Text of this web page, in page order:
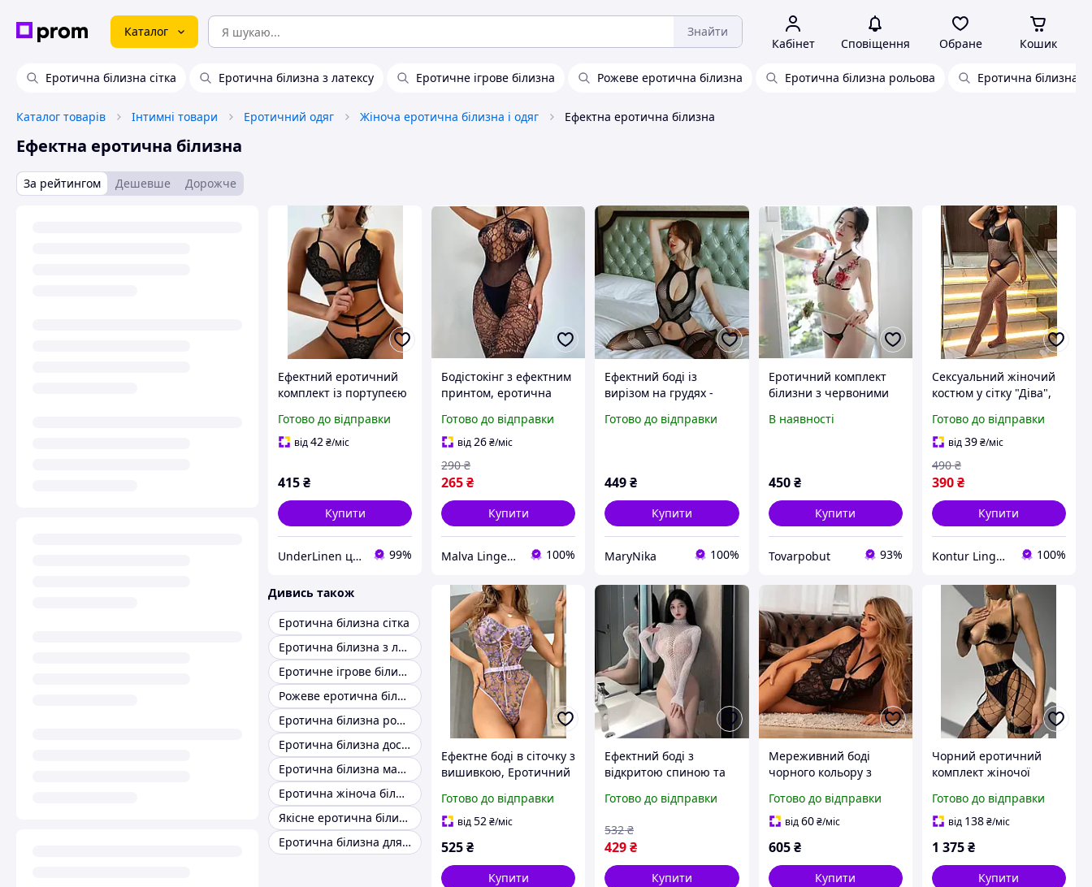
Каталог Знайти
Кабінет Сповіщення Обране Кошик
Еротична білизна сітка Еротична білизна з латексу Еротичне ігрове білизна Рожеве еротична білизна Еротична білизна рольова Еротична білизна
Каталог товарів Інтимні товари Еротичний одяг Жіноча еротична білизна і одяг Ефектна еротична білизна
Ефектна еротична білизна
За рейтингом Дешевше Дорожче
Ефектний еротичний
комплект із портупеєю
Готово до відправки
від42₴/міс
415₴
Купити
UnderLinen це оптово-роздрібний інтернет-магазин еротичної білизни. 99%
Бодістокінг з ефектним
принтом, еротична
Готово до відправки
від26₴/міс
265₴
290 ₴
Купити
Malva Lingerie - інтернет-магазин жіночої білизни 100%
Ефектний боді із
вирізом на грудях -
Еротична білизна
Готово до відправки
449₴
Купити
MaryNika 100%
Еротичний комплект
білизни з червоними
Ефектне мереживо. З
В наявності
450 ₴
Купити
Tovarpobut 93%
Сексуальний жіночий
костюм у сітку "Діва",
білизна у сітку з
панчохами, Ефектний
жіночий боді
комбінезон
Готово до відправки
від39₴/міс
390₴
490 ₴
Купити
Kontur Lingerie 100%
Дивись також
Еротична білизна сітка
Еротична білизна з латексу
Еротичне ігрове білизна
Рожеве еротична білизна
Еротична білизна рольова
Еротична білизна доставка
Еротична білизна маленького розміру
Еротична жіноча білизна xs s
Якісне еротична білизна
Еротична білизна для особливих випадків
Ефектне боді в сіточку з
вишивкою, Еротичний
Сексуальна нижня
білизна, Сексуальний
Готово до відправки
від52₴/міс
525₴
Купити
Ефектний боді з
відкритою спиною та
Білий SML Еротична
Готово до відправки
429₴
532 ₴
Купити
Мереживний боді
чорного кольору з
Спідня білизна боді
еротичний чорного
Готово до відправки
від60 ₴/міс
605 ₴
Купити
Чорний еротичний
комплект жіночої
сіткою / Сексуальний
комплект білизни з
Ефектний чорний
Готово до відправки
від 138₴/міс
1 375₴
Купити